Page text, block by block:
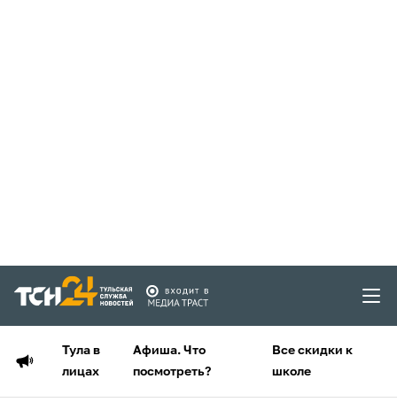
Тула в
лицах
Афиша. Что
посмотреть?
Все скидки к
школе